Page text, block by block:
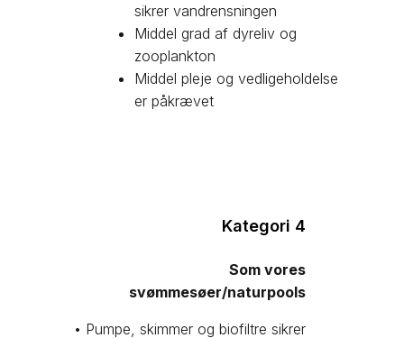
sikrer vandrensningen
Middel grad af dyreliv og
zooplankton
Middel pleje og vedligeholdelse
er påkrævet
Kategori 4
Som vores
svømmesøer/naturpools
• ​Pumpe, skimmer og biofiltre sikrer